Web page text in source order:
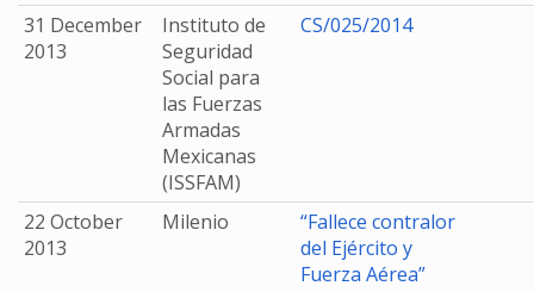
31 December
2013
Instituto de
Seguridad
Social para
las Fuerzas
Armadas
Mexicanas
(ISSFAM)
CS/025/2014
22 October
2013
Milenio
“Fallece contralor
del Ejército y
Fuerza Aérea”